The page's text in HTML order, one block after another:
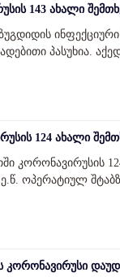
143 ახალი
ზუგდიდის
პასუხია.
124 ახალი
კორონავირუსის
ოპერატიულ
კორონავირუსი